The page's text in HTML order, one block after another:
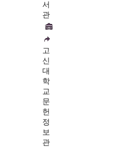
서
관
고
신
대
학
교
문
헌
정
보
관